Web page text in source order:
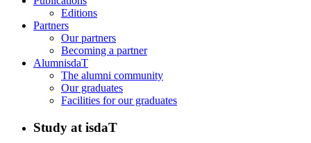
Editions
Partners
Our partners
Becoming a partner
AlumnisdaT
The alumni community
Our graduates
Facilities for our graduates
Study at isdaT